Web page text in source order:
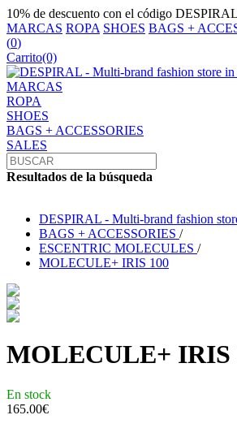
10% de descuento con el código DESPIRAL
MARCAS ROPA SHOES BAGS +
(0)
Carrito(0)
MARCAS
ROPA
SHOES
BAGS + ACCESSORIES
SALES
Resultados de la búsqueda
DESPIRAL - Multi-brand fashion
BAGS + ACCESSORIES /
ESCENTRIC MOLECULES /
MOLECULE+ IRIS 100
MOLECULE+ IRIS
En stock
165.00€